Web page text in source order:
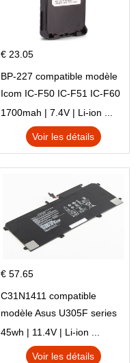
€ 23.05
BP-227 compatible modèle
Icom IC-F50 IC-F51 IC-F60
IC-F61 IC-M87
1700mah | 7.4V | Li-ion ...
Voir les détails
€ 57.65
C31N1411 compatible
modèle Asus U305F series
45wh | 11.4V | Li-ion ...
Voir les détails